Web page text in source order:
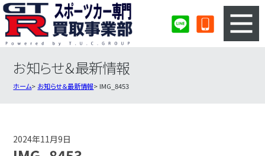
3ステップのカンタン査定
スポーツカー買取実績
お知らせ＆最新情報
ホーム お知らせ＆最新情報 IMG_8453
2024年11月9日